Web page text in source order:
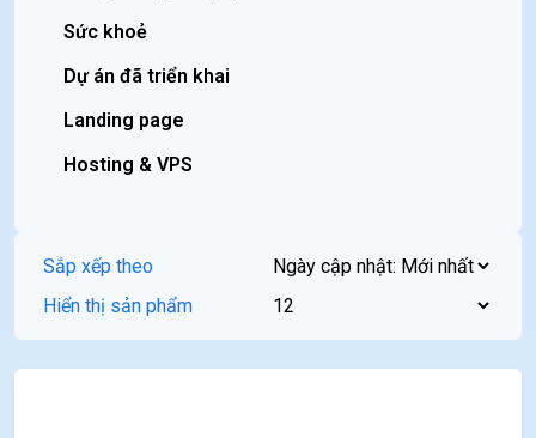
Sức khoẻ
Dự án đã triển khai
Landing page
Hosting & VPS
Sắp xếp theo
Hiển thị sản phẩm